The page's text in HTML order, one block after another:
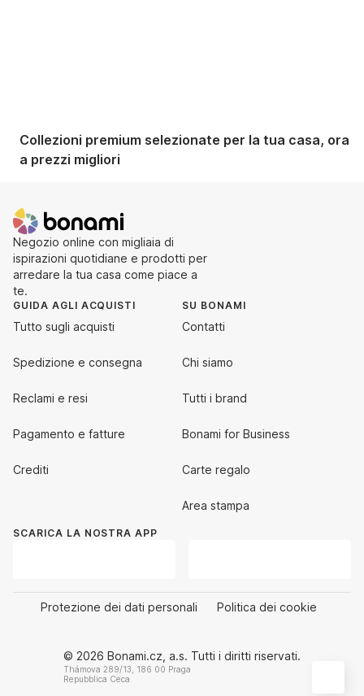
Collezioni premium selezionate per la tua casa, ora
a prezzi migliori
Negozio online con migliaia di
ispirazioni quotidiane e prodotti per
arredare la tua casa come piace a
te.
GUIDA AGLI ACQUISTI
Tutto sugli acquisti
Spedizione e consegna
Reclami e resi
Pagamento e fatture
Crediti
SU BONAMI
Contatti
Chi siamo
Tutti i brand
Bonami for Business
Carte regalo
Area stampa
SCARICA LA NOSTRA APP
Protezione dei dati personali Politica dei cookie
© 2026 Bonami.cz, a.s. Tutti i diritti riservati.
Thámova 289/13, 186 00 Praga
Repubblica Ceca